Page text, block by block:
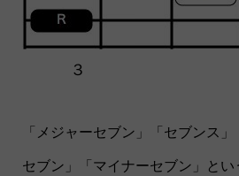
３
「メジャーセブン」「セブンス
セブン」「マイナーセブン」と